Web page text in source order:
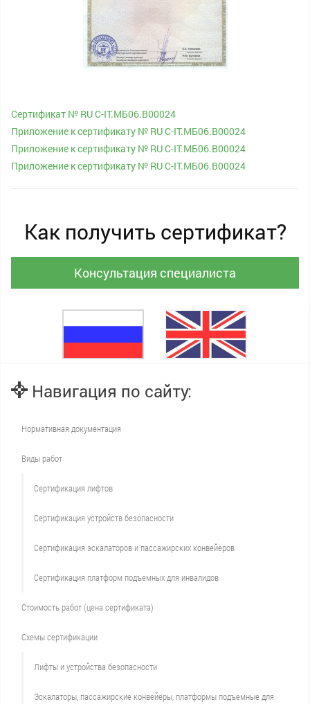
Cертификат № RU С-IT.МБ06.В00024
Приложение к сертификату № RU С-IT.МБ06.В00024
Приложение к сертификату № RU С-IT.МБ06.В00024
Приложение к сертификату № RU С-IT.МБ06.В00024
Как получить сертификат?
Консультация специалиста
Навигация по сайту:
Нормативная документация
Виды работ
Сертификация лифтов
Сертификация устройств безопасности
Сертификация эскалаторов и пассажирских конвейеров
Сертификация платформ подъемных для инвалидов
Стоимость работ (цена сертификата)
Схемы сертификации
Лифты и устройства безопасности
Эскалаторы, пассажирские конвейеры, платформы подъемные для